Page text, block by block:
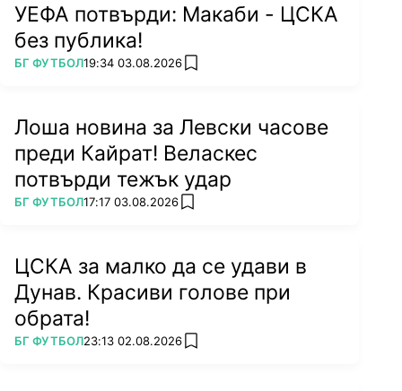
УЕФА потвърди: Макаби - ЦСКА
без публика!
ПОВЕЧЕ ОТ
БГ ФУТБОЛ19:34 03.08.2026 add favorites
Лоша новина за Левски часове
преди Кайрат! Веласкес
потвърди тежък удар
ПОВЕЧЕ ОТ
БГ ФУТБОЛ17:17 03.08.2026 add favorites
ЦСКА за малко да се удави в
Дунав. Красиви голове при
обрата!
ПОВЕЧЕ ОТ
БГ ФУТБОЛ23:13 02.08.2026 add favorites